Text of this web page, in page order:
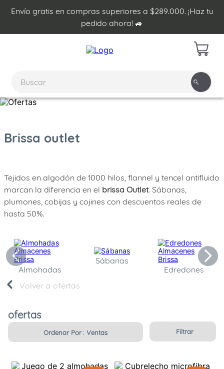
Envío gratis en compras superiores a $289.000. ¡Haz tu
pedido ahora! 🚙
Brissa outlet
Tejidos en algodón de 1000 hilos, flannel y tencel antifluido
marcan la diferencia en el brissa Outlet. Sábanas,
plumones, cobijas y cojines con descuentos reales de
hasta 50%.
Almohadas
Sábanas
Edredones
ofertas
ofertas
Ordenar Por Ventas Filtrar